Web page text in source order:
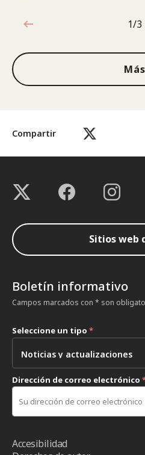
Compartir
1de3
1/3
Más
Sitios web
Boletín informativo
Campos marcados con * son
Seleccione un tipo *
Dirección de correo electrónico
Accesibilidad